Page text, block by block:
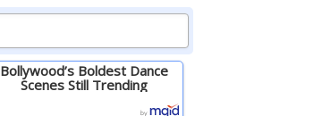
Bollywood’s Boldest Dance
Scenes Still Trending